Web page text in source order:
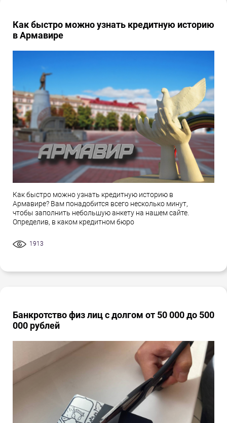
Как быстро можно узнать кредитную историю
в Армавире
Как быстро можно узнать кредитную историю в
Армавире? Вам понадобится всего несколько минут,
чтобы заполнить небольшую анкету на нашем сайте.
Определив, в каком кредитном бюро
1913
Банкротство физ лиц с долгом от 50 000 до 500
000 рублей